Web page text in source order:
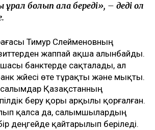
болып қала береді», – деді ол
Тимур Сүлейменовның
жаппай ақша алынбайды.
банктерде сақталады, ал
жүйесі өте тұрақты және мықты.
Қазақстанның
беру қоры арқылы қорғалған.
қалса да, салымшылардың
деңгейде қайтарылып беріледі.